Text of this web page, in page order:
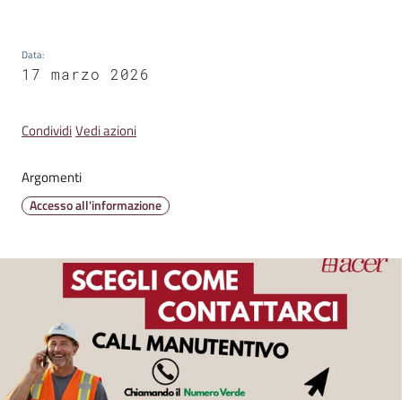
Trasparente
l
b
P
r
n
Data:
17 marzo 2026
CondividiVedi azioni
Argomenti
Accesso all'informazione